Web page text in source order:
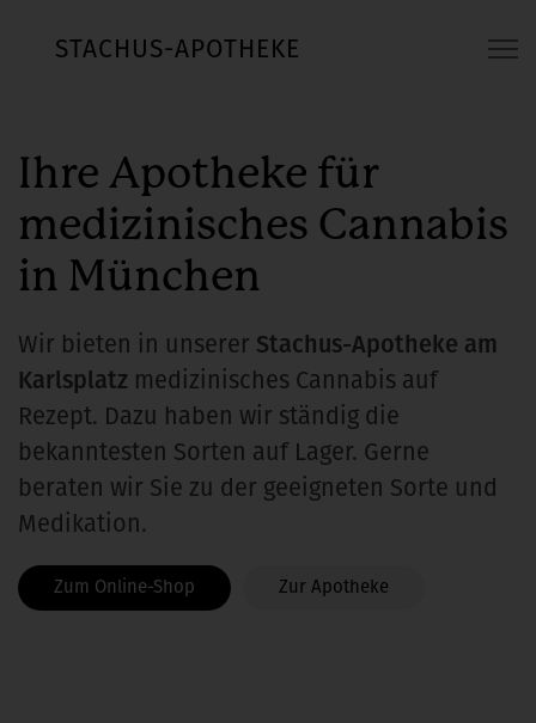
STACHUS-APOTHEKE
Ihre Apotheke für
medizinisches Cannabis
in München
Wir bieten in unserer Stachus-Apotheke am
Karlsplatz medizinisches Cannabis auf
Rezept. Dazu haben wir ständig die
bekanntesten Sorten auf Lager. Gerne
beraten wir Sie zu der geeigneten Sorte und
Medikation.
Zum Online-Shop Zur Apotheke